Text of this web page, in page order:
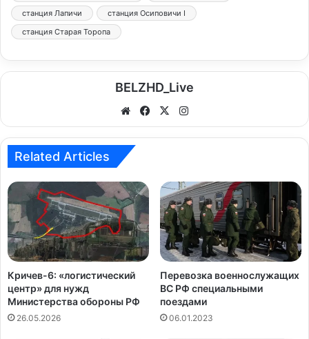
станция Лапичи
станция Осиповичи I
станция Старая Торопа
BELZHD_Live
We
bsi
Fa
ce
X
tag
Related Articles
Кричев-6: «логистический
центр» для нужд
Министерства обороны РФ
26.05.2026
Перевозка военнослужащих
ВС РФ специальными
поездами
06.01.2023